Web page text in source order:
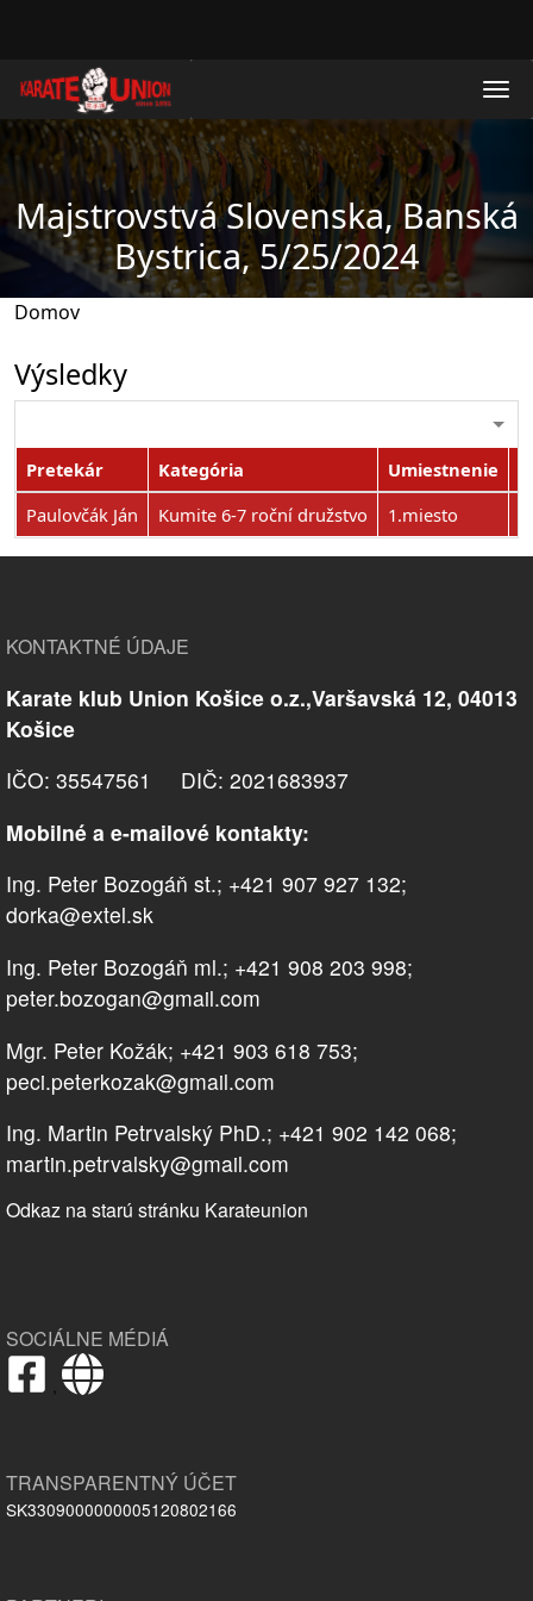
Majstrovstvá Slovenska, Banská
Bystrica, 5/25/2024
Domov
Výsledky
Pretekár Kategória Umiestnenie
Paulovčák Ján
Kumite 6-7 roční družstvo 1.miesto
KONTAKTNÉ ÚDAJE
Karate klub Union Košice o.z.,Varšavská 12, 04013
Košice
IČO: 35547561 DIČ: 2021683937
Mobilné a e-mailové kontakty:
Ing. Peter Bozogáň st.; +421 907 927 132;
dorka@extel.sk
Ing. Peter Bozogáň ml.; +421 908 203 998;
peter.bozogan@gmail.com
Mgr. Peter Kožák; +421 903 618 753;
peci.peterkozak@gmail.com
Ing. Martin Petrvalský PhD.; +421 902 142 068;
martin.petrvalsky@gmail.com
Odkaz na starú stránku Karateunion
SOCIÁLNE MÉDIÁ
,
TRANSPARENTNÝ ÚČET
SK3309000000005120802166